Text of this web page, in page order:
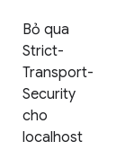
Bỏ qua
Strict-
Transport-
Security
cho
localhost